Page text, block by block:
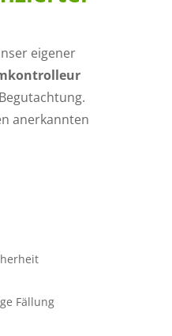
eigener
anerkannten
Fällung